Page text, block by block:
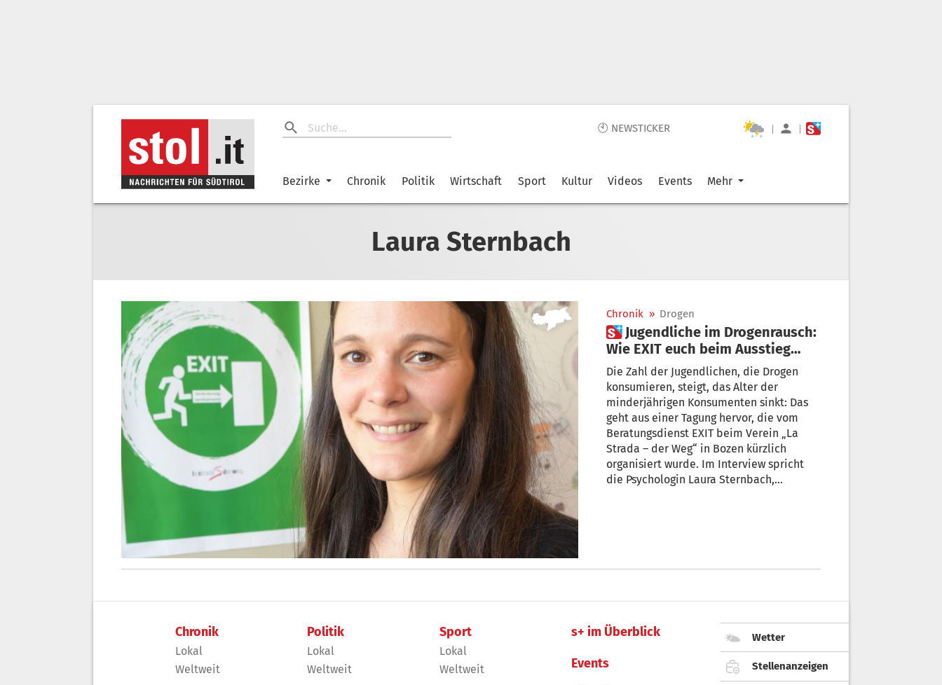
🕙 NEWSTICKER | |
Bezirke Chronik Politik Wirtschaft Sport Kultur Videos Events Mehr
Laura Sternbach
Chronik » Drogen
 Jugendliche im Drogenrausch:
Wie EXIT euch beim Ausstieg
hilft
Die Zahl der Jugendlichen, die Drogen
konsumieren, steigt, das Alter der
minderjährigen Konsumenten sinkt: Das
geht aus einer Tagung hervor, die vom
Beratungsdienst EXIT beim Verein „La
Strada – der Weg“ in Bozen kürzlich
organisiert wurde. Im Interview spricht
die Psychologin Laura Sternbach,
Chronik
Lokal
Weltweit
Politik
Lokal
Weltweit
Sport
Lokal
Weltweit
s+ im Überblick
Events
Wetter
Stellenanzeigen